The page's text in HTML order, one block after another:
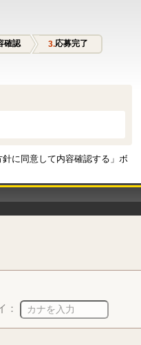
確認 応募完了
に同意して内容確認する」ボ
：